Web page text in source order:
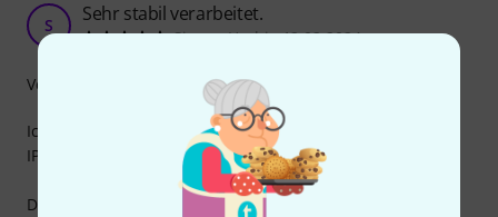
S Sehr stabil verarbeitet.
SimeonHerbig 12.02.2024
Ich habe das Klebeschild für die Flyht Pro WP Safe Box 4
IP65 gekauft, in der ich meinen Laptop transportiere.
Das Klebeschild ist sehr stabil verarbeitet und wenn das
Verarbeitung